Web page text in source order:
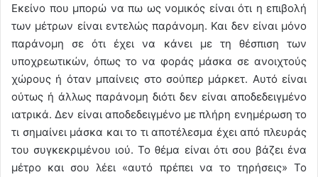
Εκείνο που μπορώ να πω ως νομικός είναι ότι η επιβολή
των μέτρων είναι εντελώς παράνομη. Και δεν είναι μόνο
παράνομη σε ότι έχει να κάνει με τη θέσπιση των
υποχρεωτικών, όπως το να φοράς μάσκα σε ανοιχτούς
χώρους ή όταν μπαίνεις στο σούπερ μάρκετ. Αυτό είναι
ούτως ή άλλως παράνομη διότι δεν είναι αποδεδειγμένο
ιατρικά. Δεν είναι αποδεδειγμένο με πλήρη ενημέρωση το
τι σημαίνει μάσκα και το τι αποτέλεσμα έχει από πλευράς
του συγκεκριμένου ιού. Το θέμα είναι ότι σου βάζει ένα
μέτρο και σου λέει «αυτό πρέπει να το τηρήσεις» Το